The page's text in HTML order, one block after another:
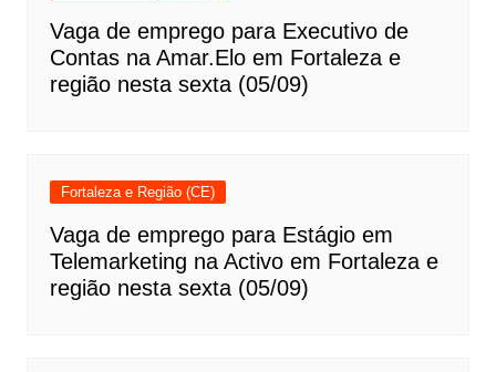
Vaga de emprego para Executivo de
Contas na Amar.Elo em Fortaleza e
região nesta sexta (05/09)
Fortaleza e Região (CE)
Vaga de emprego para Estágio em
Telemarketing na Activo em Fortaleza e
região nesta sexta (05/09)